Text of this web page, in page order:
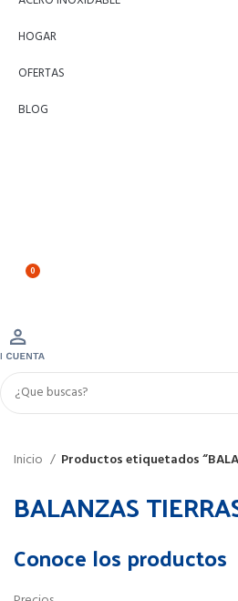
HOGAR
OFERTAS
BLOG
0
Inicio Productos etiquetados
BALANZAS
Conoce los productos